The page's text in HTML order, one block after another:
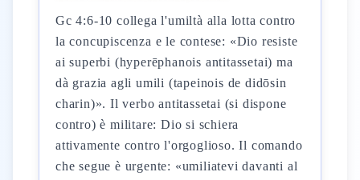
Gc 4:6-10 collega l'umiltà alla lotta contro
la concupiscenza e le contese: «Dio resiste
ai superbi (hyperēphanois antitassetai) ma
dà grazia agli umili (tapeinois de didōsin
charin)». Il verbo antitassetai (si dispone
contro) è militare: Dio si schiera
attivamente contro l'orgoglioso. Il comando
che segue è urgente: «umiliatevi davanti al